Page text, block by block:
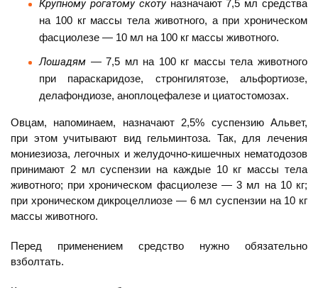
Крупному рогатому скотуназначают 7,5 мл средства
на 100 кг массы тела животного, а при хроническом
фасциолезе — 10 мл на 100 кг массы животного.
Лошадям — 7,5 мл на 100 кг массы тела животного
при параскаридозе, стронгилятозе, альфортиозе,
делафондиозе, аноплоцефалезе и циатостомозах.
Овцам, напоминаем, назначают 2,5% суспензию Альвет,
при этом учитывают вид гельминтоза. Так, для лечения
мониезиоза, легочных и желудочно-кишечных нематодозов
принимают 2 мл суспензии на каждые 10 кг массы тела
животного; при хроническом фасциолезе — 3 мл на 10 кг;
при хроническом дикроцеллиозе — 6 мл суспензии на 10 кг
массы животного.
Перед применением средство нужно обязательно
взболтать.